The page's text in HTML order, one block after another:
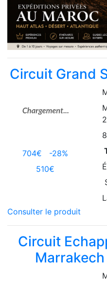
Circuit Grand
704€ -28%
510€
8
Consulter le produit
Circuit